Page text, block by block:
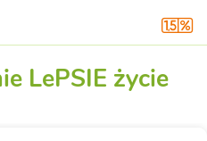
LePSIE życie